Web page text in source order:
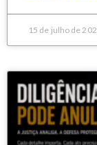
15 de julho de